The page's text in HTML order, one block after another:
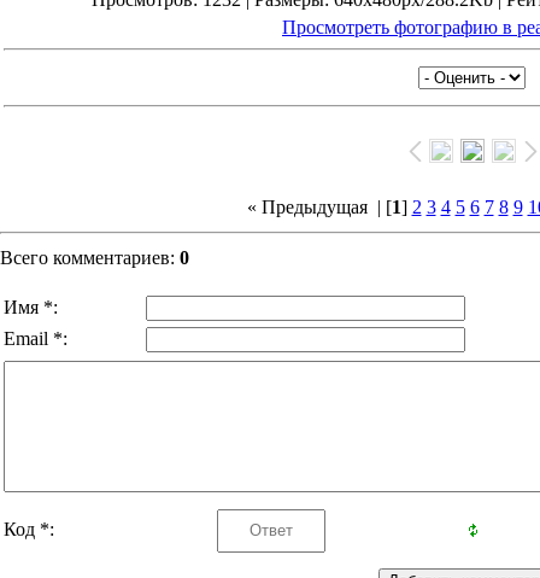
Просмотреть фотографию в
« Предыдущая| [1] 2 3 4 5 6 7 8 9
Всего комментариев: 0
Имя *:
Email *:
Код *: